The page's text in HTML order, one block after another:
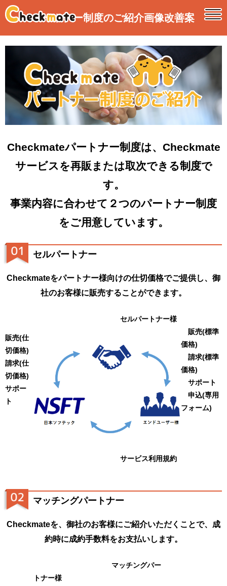
パートナー制度のご紹介画像改善案
Checkmateパートナー制度は、Checkmate
サービスを再販または取次できる制度で
す。
事業内容に合わせて２つのパートナー制度
をご用意しています。
セルパートナー
Checkmateをパートナー様向けの仕切価格でご提供し、御
社のお客様に販売することができます。
セルパートナー様
販売(仕
切価格)
請求(仕
切価格)
サポー
ト
販売(標準
価格)
請求(標準
価格)
サポート
申込(専用
フォーム)
サービス利用規約
マッチングパートナー
Checkmateを、御社のお客様にご紹介いただくことで、成
約時に成約手数料をお支払いします。
マッチングパー
トナー様